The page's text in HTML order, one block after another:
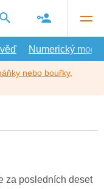
Numerický model
nebo bouřky,
za posledních deset